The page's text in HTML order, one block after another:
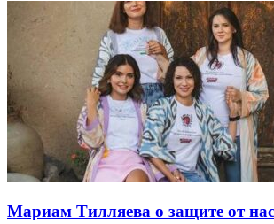
Мариам Тилляева о защите от